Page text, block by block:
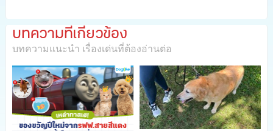
บทความที่เกี่ยวข้อง
บทความแนะนำ เรื่องเด่นที่ต้องอ่านต่อ